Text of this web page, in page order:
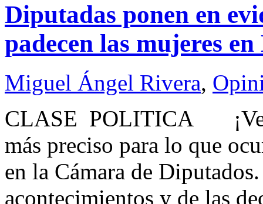
Diputadas ponen en
padecen las mujeres
Miguel Ángel Rivera,
CLASE POLITICA
más preciso para lo que
en la Cámara de
acontecimientos y de las